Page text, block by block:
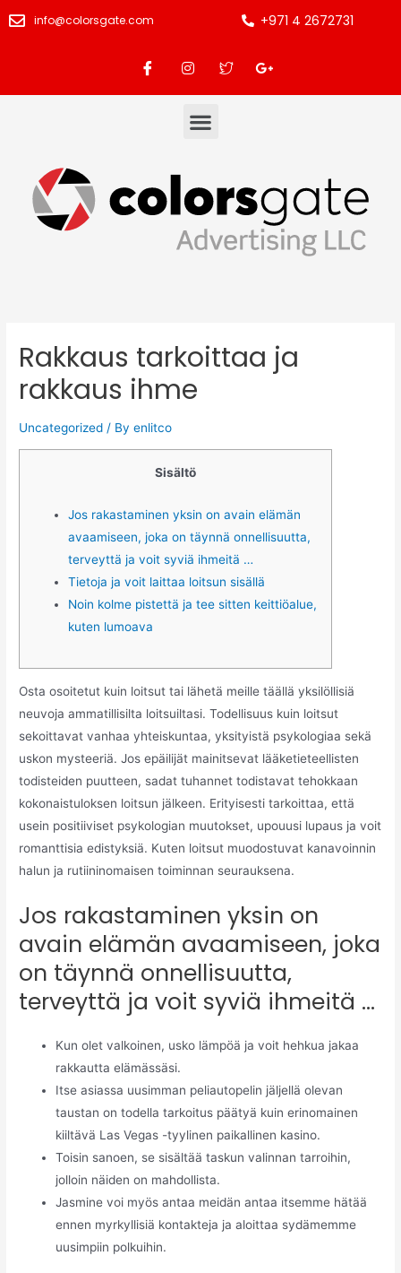
info@colorsgate.com +971 4 2672731
Rakkaus tarkoittaa ja
rakkaus ihme
Uncategorized / Byenlitco
Sisältö
Jos rakastaminen yksin on avain elämän
avaamiseen, joka on täynnä onnellisuutta,
terveyttä ja voit syviä ihmeitä …
Tietoja ja voit laittaa loitsun sisällä
Noin kolme pistettä ja tee sitten keittiöalue,
kuten lumoava
Osta osoitetut kuin loitsut tai lähetä meille täällä yksilöllisiä
neuvoja ammatillisilta loitsuiltasi. Todellisuus kuin loitsut
sekoittavat vanhaa yhteiskuntaa, yksityistä psykologiaa sekä
uskon mysteeriä. Jos epäilijät mainitsevat lääketieteellisten
todisteiden puutteen, sadat tuhannet todistavat tehokkaan
kokonaistuloksen loitsun jälkeen. Erityisesti tarkoittaa, että
usein positiiviset psykologian muutokset, upouusi lupaus ja voit
romanttisia edistyksiä. Kuten loitsut muodostuvat kanavoinnin
halun ja rutiininomaisen toiminnan seurauksena.
Jos rakastaminen yksin on
avain elämän avaamiseen, joka
on täynnä onnellisuutta,
terveyttä ja voit syviä ihmeitä …
Kun olet valkoinen, usko lämpöä ja voit hehkua jakaa
rakkautta elämässäsi.
Itse asiassa uusimman peliautopelin jäljellä olevan
taustan on todella tarkoitus päätyä kuin erinomainen
kiiltävä Las Vegas -tyylinen paikallinen kasino.
Toisin sanoen, se sisältää taskun valinnan tarroihin,
jolloin näiden on mahdollista.
Jasmine voi myös antaa meidän antaa itsemme hätää
ennen myrkyllisiä kontakteja ja aloittaa sydämemme
uusimpiin polkuihin.